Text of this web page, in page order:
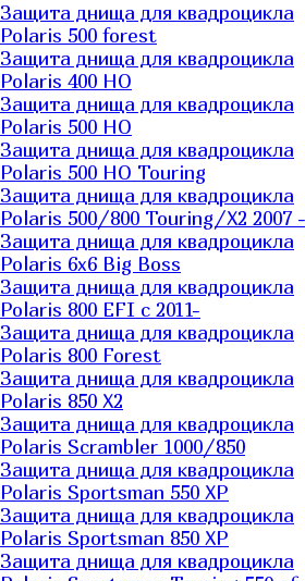
Защита днища для квадроцикла
Polaris 500 forest
Защита днища для квадроцикла
Polaris 400 HO
Защита днища для квадроцикла
Polaris 500 HO
Защита днища для квадроцикла
Polaris 500 HO Touring
Защита днища для квадроцикла
Polaris 500/800 Touring/X2 2007 -
Защита днища для квадроцикла
Polaris 6х6 Big Boss
Защита днища для квадроцикла
Polaris 800 EFI с 2011-
Защита днища для квадроцикла
Polaris 800 Forest
Защита днища для квадроцикла
Polaris 850 X2
Защита днища для квадроцикла
Polaris Scrambler 1000/850
Защита днища для квадроцикла
Polaris Sportsman 550 XP
Защита днища для квадроцикла
Polaris Sportsman 850 XP
Защита днища для квадроцикла